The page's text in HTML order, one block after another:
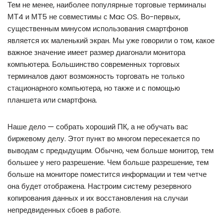
Тем не менее, наиболее популярные торговые терминалы
МТ4 и МТ5 не совместимы с Mac OS. Во-первых,
существенным минусом использования смартфонов
является их маленький экран. Мы уже говорили о том, какое
важное значение имеет размер диагонали монитора
компьютера. Большинство современных торговых
терминалов дают возможность торговать не только
стационарного компьютера, но также и с помощью
планшета или смартфона.
Наше дело — собрать хороший ПК, а не обучать вас
биржевому делу. Этот пункт во многом пересекается по
выводам с предыдущим. Обычно, чем больше монитор, тем
большее у него разрешение. Чем больше разрешение, тем
больше на мониторе поместится информации и тем четче
она будет отображена. Настроим систему резервного
копирования данных и их восстановления на случаи
непредвиденных сбоев в работе.